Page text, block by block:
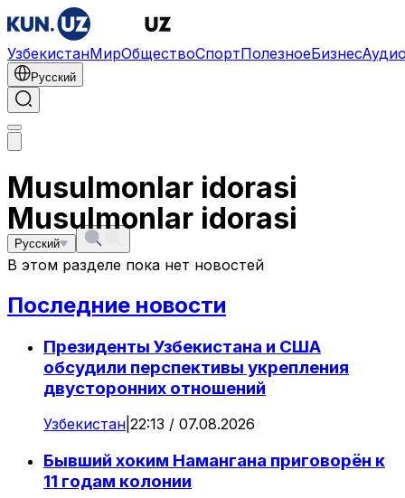
УзбекистанМирОбществоСпортПолезноеБизнес
Русский
Musulmonlar idorasi
Русский
Musulmonlar idorasi
В этом разделе пока нет новостей
Последние новости
Президенты Узбекистана и США
обсудили перспективы укрепления
двусторонних отношений
Узбекистан 22:13 / 07.08.2026
Бывший хоким Намангана приговорён к
11 годам колонии